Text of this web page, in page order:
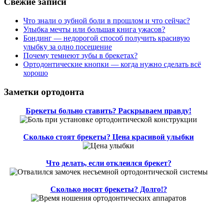
Что знали о зубной боли в прошлом и что сейчас?
Улыбка мечты или большая книга ужасов?
Бондинг — недорогой способ получить красивую
улыбку за одно посещение
Почему темнеют зубы в брекетах?
Ортодонтические кнопки — когда нужно сделать всё
хорошо
Заметки ортодонта
Брекеты больно ставить? Раскрываем правду!
Сколько стоят брекеты? Цена красивой улыбки
Что делать, если отклеился брекет?
Сколько носят брекеты? Долго!?